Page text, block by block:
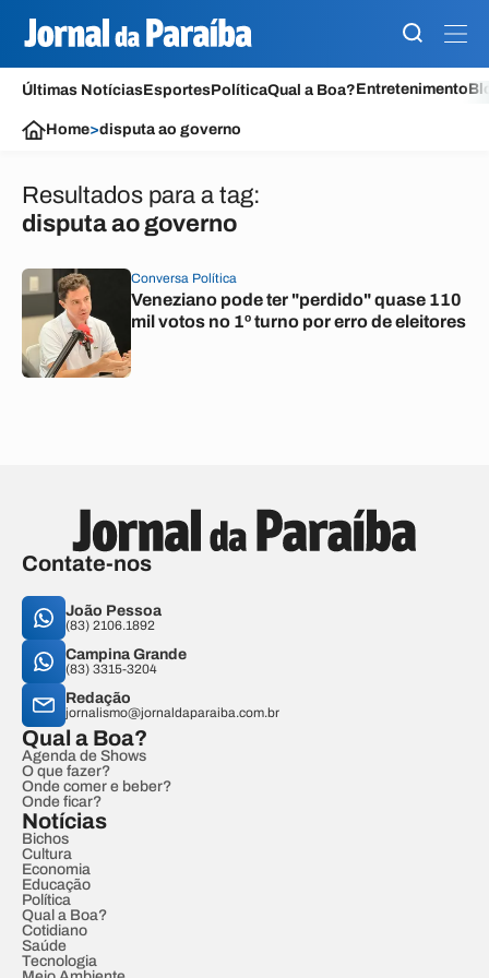
Últimas NotíciasEsportesPolíticaQual a Boa?Entretenimento
Home>disputa ao governo
Resultados para a tag:
disputa ao governo
Conversa Política
Veneziano pode ter "perdido" quase 110
mil votos no 1º turno por erro de eleitores
Contate-nos
João Pessoa
(83) 2106.1892
Campina Grande
(83) 3315-3204
Redação
jornalismo@jornaldaparaiba.com.br
Qual a Boa?
Agenda de Shows
O que fazer?
Onde comer e beber?
Onde ficar?
Notícias
Bichos
Cultura
Economia
Educação
Política
Qual a Boa?
Cotidiano
Saúde
Tecnologia